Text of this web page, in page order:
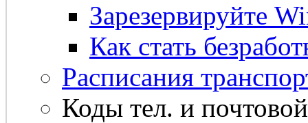
Зарезервируйте
Как стать
Расписания
Коды тел. и